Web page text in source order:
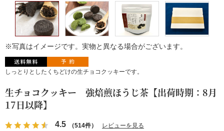
※写真はイメージです。実物と異なる場合がございます。
しっとりとしたくちどけの生チョコクッキーです。
生チョコクッキー 強焙煎ほうじ茶【出荷時期：8月
17日以降】
4.5 （514件） レビューを見る